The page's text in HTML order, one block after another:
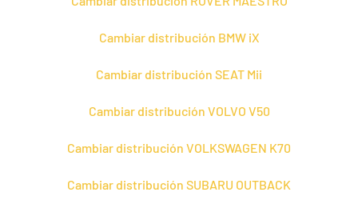
Cambiar distribución BMW iX
Cambiar distribución SEAT Mii
Cambiar distribución VOLVO V50
Cambiar distribución VOLKSWAGEN K70
Cambiar distribución SUBARU OUTBACK